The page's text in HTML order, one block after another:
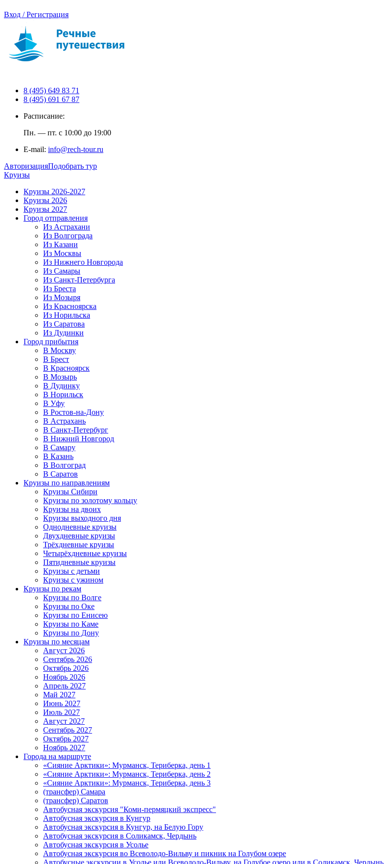
Вход / Регистрация
8 (495) 649 83 71
8 (495) 691 67 87
Расписание:
Пн. — пт. с 10:00 до 19:00
E-mail: info@rech-tour.ru
АвторизацияПодобрать тур
Круизы
Круизы 2026-2027
Круизы 2026
Круизы 2027
Город отправления
Из Астрахани
Из Волгограда
Из Казани
Из Москвы
Из Нижнего Новгорода
Из Самары
Из Санкт-Петербурга
Из Бреста
Из Мозыря
Из Красноярска
Из Норильска
Из Саратова
Из Дудинки
Город прибытия
В Москву
В Брест
В Красноярск
В Мозырь
В Дудинку
В Норильск
В Уфу
В Ростов-на-Дону
В Астрахань
В Санкт-Петербург
В Нижний Новгород
В Самару
В Казань
В Волгоград
В Саратов
Круизы по направлениям
Круизы Сибири
Круизы по золотому кольцу
Круизы на двоих
Круизы выходного дня
Однодневные круизы
Двухдневные круизы
Трёхдневные круизы
Четырёхдневные круизы
Пятидневные круизы
Круизы с детьми
Круизы с ужином
Круизы по рекам
Круизы по Волге
Круизы по Оке
Круизы по Енисею
Круизы по Каме
Круизы по Дону
Круизы по месяцам
Август 2026
Сентябрь 2026
Октябрь 2026
Ноябрь 2026
Апрель 2027
Май 2027
Июнь 2027
Июль 2027
Август 2027
Сентябрь 2027
Октябрь 2027
Ноябрь 2027
Города на маршруте
«Сияние Арктики»: Мурманск, Териберка, день 1
«Сияние Арктики»: Мурманск, Териберка, день 2
«Сияние Арктики»: Мурманск, Териберка, день 3
(трансфер) Самара
(трансфер) Саратов
Автобусная экскурсия "Коми-пермяцкий экспресс"
Автобусная экскурсия в Кунгур
Автобусная экскурсия в Кунгур, на Белую Гору
Автобусная экскурсия в Соликамск, Чердынь
Автобусная экскурсия в Усолье
Автобусная экскурсия во Всеволодо-Вильву и пикник на Голубом озере
Автобусные экскурсии в Усолье или Всеволодо-Вильву, на Голубое озеро или в Соликамск, Чердынь